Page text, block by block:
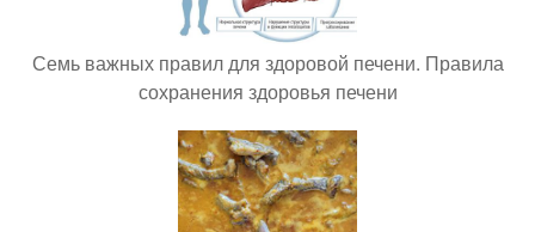
Семь важных правил для здоровой печени. Правила
сохранения здоровья печени